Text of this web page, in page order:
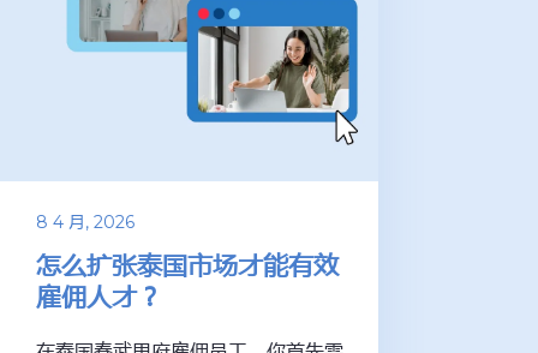
8 4 月, 2026
怎么扩张泰国市场才能有效
雇佣人才？